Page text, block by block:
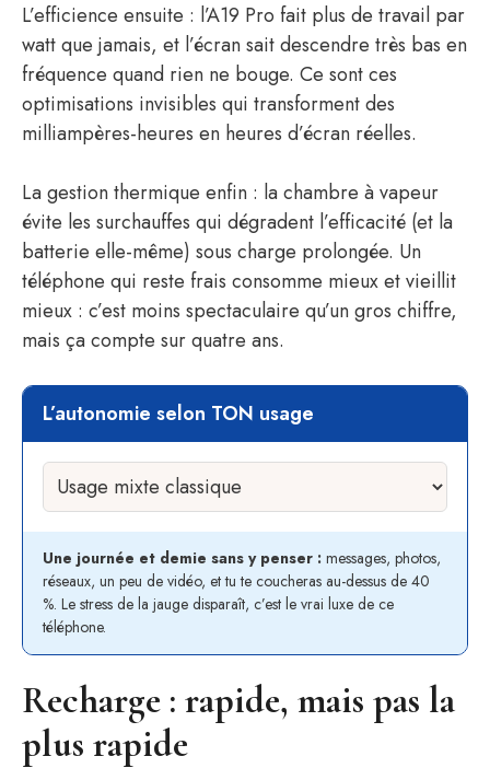
L’efficience ensuite : l’A19 Pro fait plus de travail par
watt que jamais, et l’écran sait descendre très bas en
fréquence quand rien ne bouge. Ce sont ces
optimisations invisibles qui transforment des
milliampères-heures en heures d’écran réelles.
La gestion thermique enfin : la chambre à vapeur
évite les surchauffes qui dégradent l’efficacité (et la
batterie elle-même) sous charge prolongée. Un
téléphone qui reste frais consomme mieux et vieillit
mieux : c’est moins spectaculaire qu’un gros chiffre,
mais ça compte sur quatre ans.
L’autonomie selon TON usage
Une journée et demie sans y penser : messages, photos,
réseaux, un peu de vidéo, et tu te coucheras au-dessus de 40
%. Le stress de la jauge disparaît, c’est le vrai luxe de ce
téléphone.
Recharge : rapide, mais pas la
plus rapide